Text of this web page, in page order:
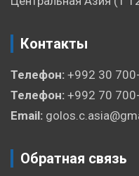
Контакты
Телефон: +992 30
Телефон: +992 70
Email:
Обратная связь